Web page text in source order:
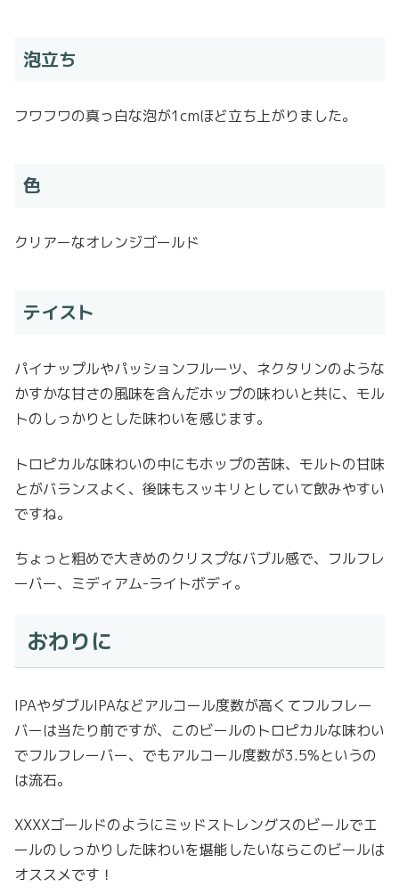
泡立ち
フワフワの真っ白な泡が1cmほど立ち上がりました。
色
クリアーなオレンジゴールド
テイスト
パイナップルやパッションフルーツ、ネクタリンのような
かすかな甘さの風味を含んだホップの味わいと共に、モル
トのしっかりとした味わいを感じます。
トロピカルな味わいの中にもホップの苦味、モルトの甘味
とがバランスよく、後味もスッキリとしていて飲みやすい
ですね。
ちょっと粗めで大きめのクリスプなバブル感で、フルフレ
ーバー、ミディアム-ライトボディ。
おわりに
IPAやダブルIPAなどアルコール度数が高くてフルフレー
バーは当たり前ですが、このビールのトロピカルな味わい
でフルフレーバー、でもアルコール度数が3.5%というの
は流石。
XXXXゴールドのようにミッドストレングスのビールでエ
ールのしっかりした味わいを堪能したいならこのビールは
オススメです！